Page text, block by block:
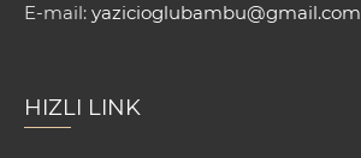
E-mail: yazicioglubambu@gmail.com
HIZLI LINK